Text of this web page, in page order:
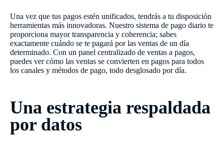
Una vez que tus pagos estén unificados, tendrás a tu disposición
herramientas más innovadoras. Nuestro sistema de pago diario te
proporciona mayor transparencia y coherencia; sabes
exactamente cuándo se te pagará por las ventas de un día
determinado. Con un panel centralizado de ventas a pagos,
puedes ver cómo las ventas se convierten en pagos para todos
los canales y métodos de pago, todo desglosado por día.
Una estrategia respaldada
por datos